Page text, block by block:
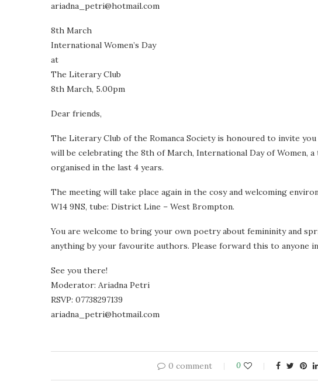
ariadna_petri@hotmail.com
8th March
International Women’s Day
at
The Literary Club
8th March, 5.00pm
Dear friends,
The Literary Club of the Romanca Society is honoured to invite
will be celebrating the 8th of March, International Day of Women,
organised in the last 4 years.
The meeting will take place again in the cosy and welcoming
W14 9NS, tube: District Line – West Brompton.
You are welcome to bring your own poetry about femininity and
anything by your favourite authors. Please forward this to anyone
See you there!
Moderator: Ariadna Petri
RSVP: 07738297139
ariadna_petri@hotmail.com
0 comment 0